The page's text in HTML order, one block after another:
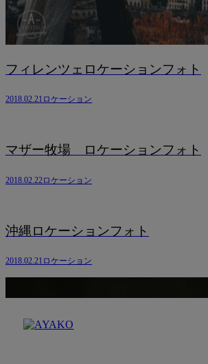
フィレンツェロケーションフォト
2018.02.21 ロケーション
マザー牧場 ロケーションフォト
2018.02.22ロケーション
沖縄ロケーションフォト
2018.02.21 ロケーション